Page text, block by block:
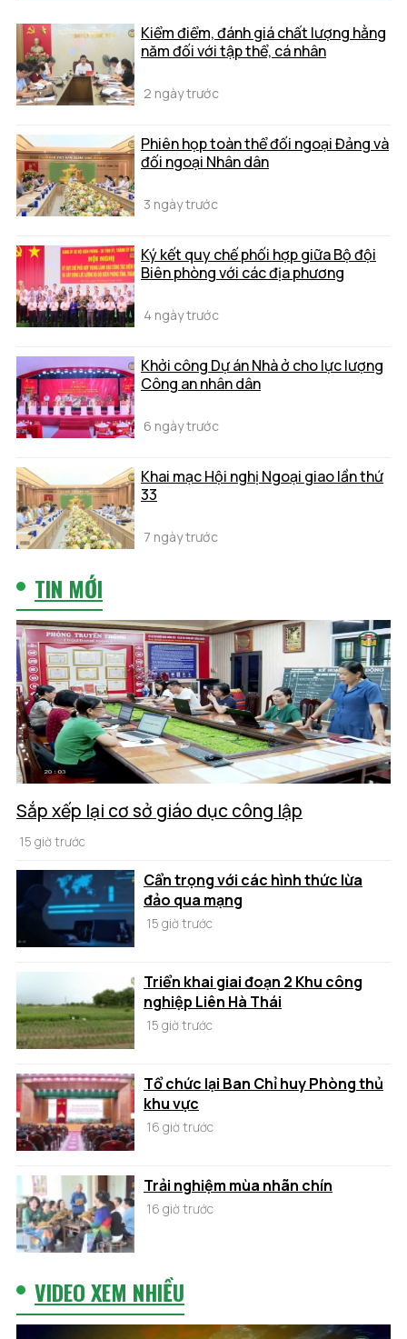
Kiểm điểm, đánh giá chất lượng hằng
năm đối với tập thể, cá nhân
2 ngày trước
Phiên họp toàn thể đối ngoại Đảng và
đối ngoại Nhân dân
3 ngày trước
Ký kết quy chế phối hợp giữa Bộ đội
Biên phòng với các địa phương
4 ngày trước
Khởi công Dự án Nhà ở cho lực lượng
Công an nhân dân
6 ngày trước
Khai mạc Hội nghị Ngoại giao lần thứ
33
7 ngày trước
TIN MỚI
Sắp xếp lại cơ sở giáo dục công lập
15 giờ trước
Cẩn trọng với các hình thức lừa
đảo qua mạng
15 giờ trước
Triển khai giai đoạn 2 Khu công
nghiệp Liên Hà Thái
15 giờ trước
Tổ chức lại Ban Chỉ huy Phòng thủ
khu vực
16 giờ trước
Trải nghiệm mùa nhãn chín
16 giờ trước
VIDEO XEM NHIỀU